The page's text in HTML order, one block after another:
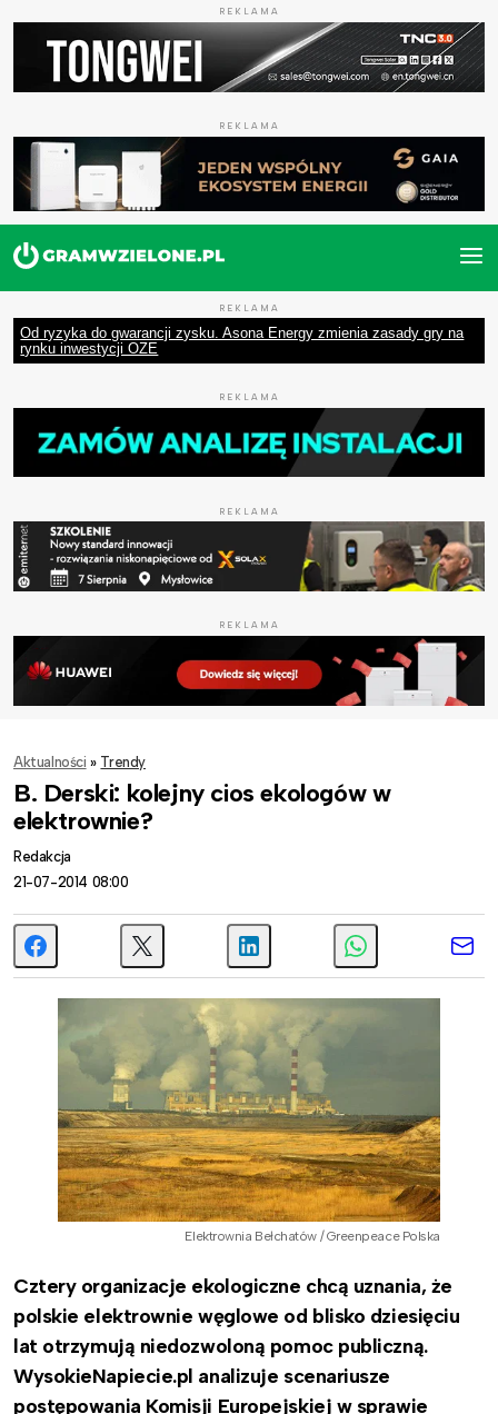
REKLAMA
REKLAMA
REKLAMA
Od ryzyka do gwarancji zysku. Asona Energy zmienia zasady gry na
rynku inwestycji OZE
REKLAMA
REKLAMA
REKLAMA
Aktualności » Trendy
B. Derski: kolejny cios ekologów w
elektrownie?
Redakcja
21-07-2014 08:00
Elektrownia Bełchatów / Greenpeace Polska
Cztery organizacje ekologiczne chcą uznania, że
polskie elektrownie węglowe od blisko dziesięciu
lat otrzymują niedozwoloną pomoc publiczną.
WysokieNapiecie.pl analizuje scenariusze
postępowania Komisji Europejskiej w sprawie